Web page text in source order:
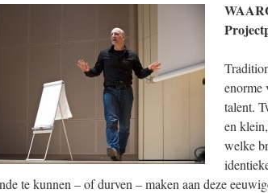
enorme
talent.
en
welke
te kunnen – of durven – maken aan deze